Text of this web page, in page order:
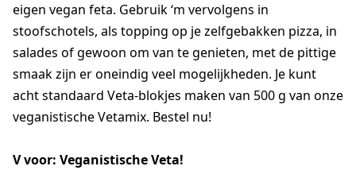
eigen vegan feta. Gebruik ‘m vervolgens in
stoofschotels, als topping op je zelfgebakken pizza, in
salades of gewoon om van te genieten, met de pittige
smaak zijn er oneindig veel mogelijkheden. Je kunt
acht standaard Veta-blokjes maken van 500 g van onze
veganistische Vetamix. Bestel nu!
V voor: Veganistische Veta!